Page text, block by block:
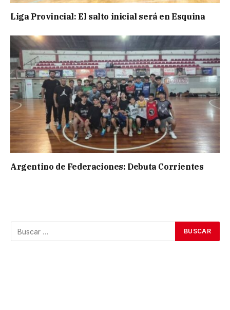
Liga Provincial: El salto inicial será en Esquina
Argentino de Federaciones: Debuta Corrientes